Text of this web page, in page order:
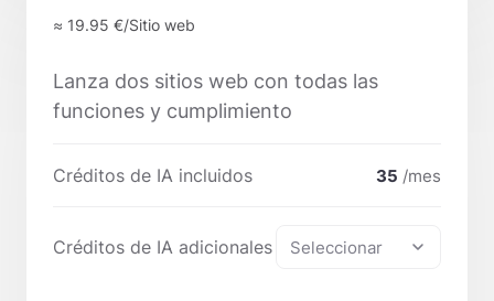
≈ 19.95 €/Sitio web
Lanza dos sitios web con todas las
funciones y cumplimiento
Créditos de IA incluidos 35 /mes
Créditos de IA adicionales Seleccionar